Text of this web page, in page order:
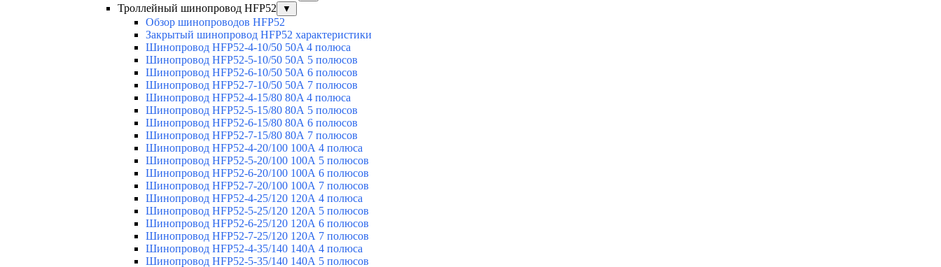
Троллейный шинопровод HFP52 ▼
Обзор шинопроводов HFP52
Закрытый шинопровод HFP52 характеристики
Шинопровод HFP52-4-10/50 50A 4 полюса
Шинопровод HFP52-5-10/50 50А 5 полюсов
Шинопровод HFP52-6-10/50 50А 6 полюсов
Шинопровод HFP52-7-10/50 50А 7 полюсов
Шинопровод HFP52-4-15/80 80A 4 полюса
Шинопровод HFP52-5-15/80 80А 5 полюсов
Шинопровод HFP52-6-15/80 80А 6 полюсов
Шинопровод HFP52-7-15/80 80А 7 полюсов
Шинопровод HFP52-4-20/100 100А 4 полюса
Шинопровод HFP52-5-20/100 100А 5 полюсов
Шинопровод HFP52-6-20/100 100А 6 полюсов
Шинопровод HFP52-7-20/100 100А 7 полюсов
Шинопровод HFP52-4-25/120 120А 4 полюса
Шинопровод HFP52-5-25/120 120А 5 полюсов
Шинопровод HFP52-6-25/120 120А 6 полюсов
Шинопровод HFP52-7-25/120 120А 7 полюсов
Шинопровод HFP52-4-35/140 140А 4 полюса
Шинопровод HFP52-5-35/140 140А 5 полюсов